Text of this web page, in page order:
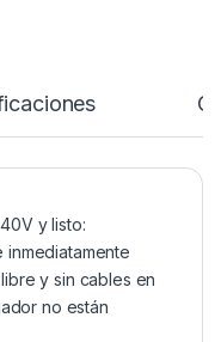
y listo:
inmediatamente
y sin cables en
no están